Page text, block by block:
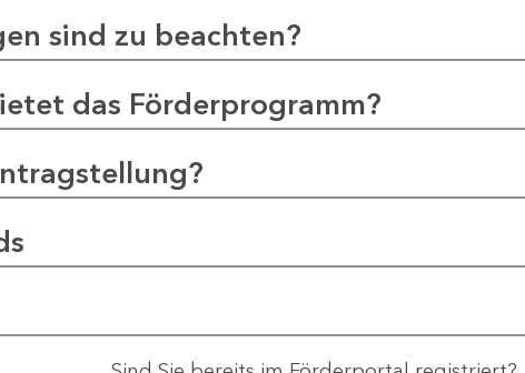
sind zu beachten?
das Förderprogramm?